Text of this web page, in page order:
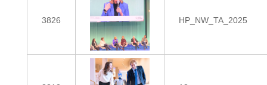
3826 HP_NW_TA_2025